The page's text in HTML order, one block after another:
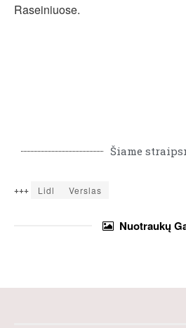
Raseiniuose.
Šiame
+++ Lidl Verslas
Nuotraukų